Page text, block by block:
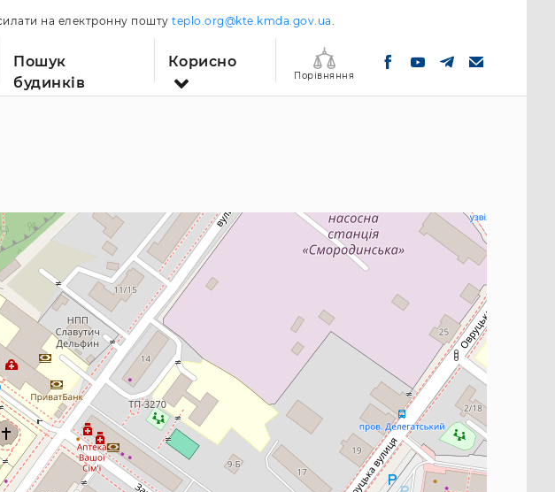
на електронну пошту teplo.org@kte.kmda.gov.ua.
Пошук
будинків
Корисно
Порівняння